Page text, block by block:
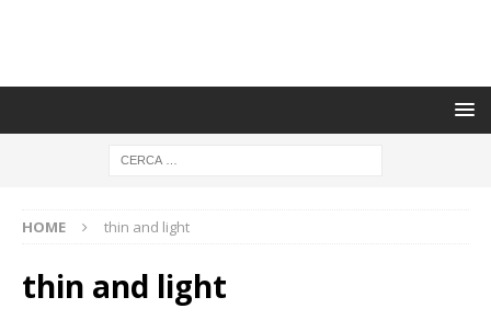
HOME thin and light
thin and light